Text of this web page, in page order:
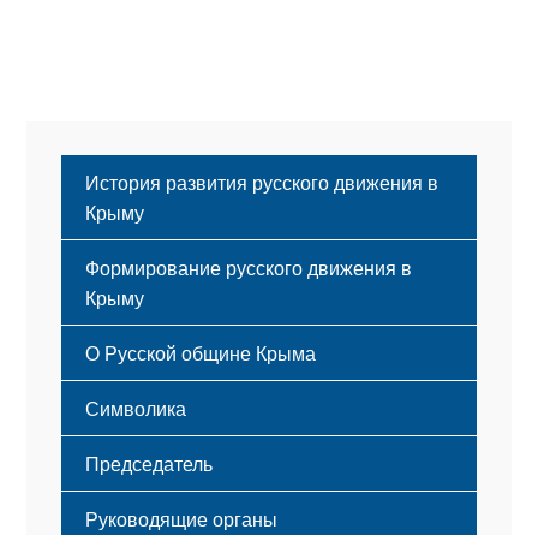
История развития русского движения в
Крыму
Формирование русского движения в
Крыму
Русский Крым
О Русской общине Крыма
Этапы становления
Принципы деятельности
Структура
Мероприятия
Символика
Флаг
Герб
Гимн
Председатель
Руководящие органы